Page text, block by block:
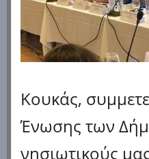
Κουκάς,
Ένωσης των
νησιωτικούς